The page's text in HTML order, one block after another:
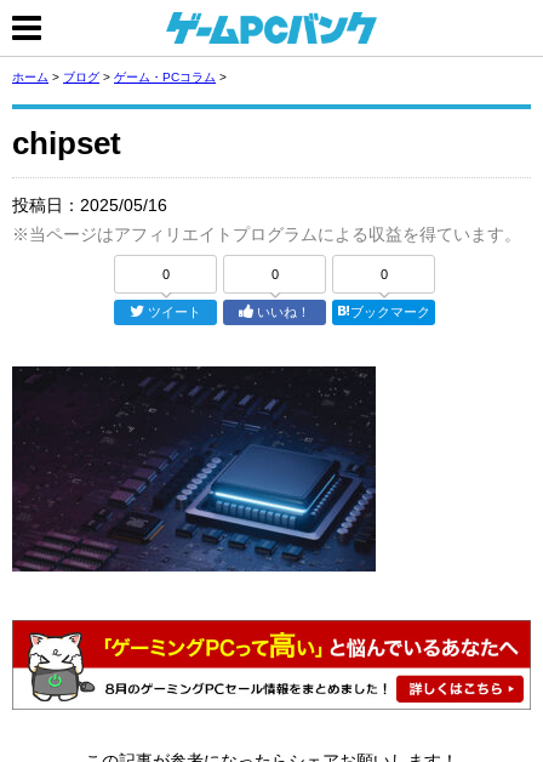
ホーム > ブログ > ゲーム・PCコラム >
chipset
投稿日： 2025/05/16
※当ページはアフィリエイトプログラムによる収益を得ています。
0
ツイート
0
いいね！
0
ブックマーク